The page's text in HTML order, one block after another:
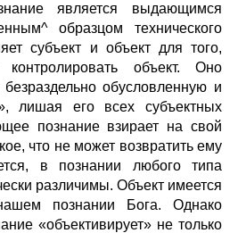
является выдающимся
образцом технического
субъект и объект для того,
объект. Оно
обусловленную и
лишая его всех субъектных
познание взирает на свой
что не может возвратить ему
в познании любого типа
различимы. Объект имеется
познании Бога. Однако
«объективирует» не только